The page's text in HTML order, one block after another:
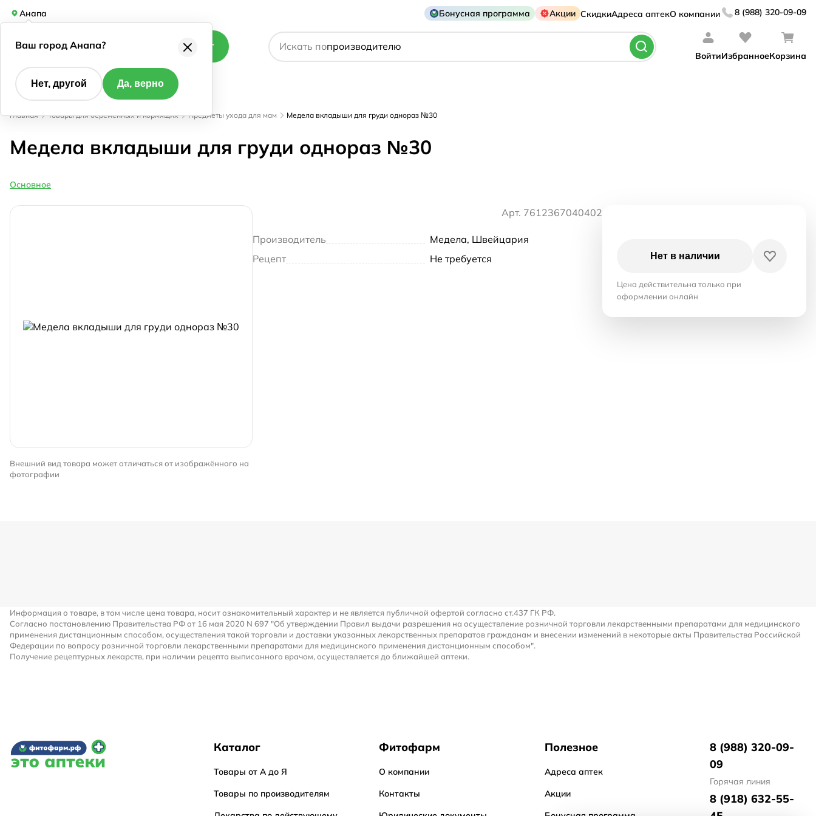
Анапа Бонусная программа Акции СкидкиАдреса аптекО компании 8 (988) 320-09-09
Каталог Искать по
действующему веществу
производителю
ВойтиИзбранноеКорзина
Главная Товары для беременных и кормящих Предметы ухода для мам Медела вкладыши для груди однораз №30
Медела вкладыши для груди однораз №30
Основное
Внешний вид товара может отличаться от изображённого на
фотографии
Арт. 7612367040402
Производитель
Медела, Швейцария
Рецепт
Не требуется Нет в наличии
Цена действительна только при
оформлении онлайн
Информация о товаре, в том числе цена товара, носит ознакомительный характер и не является публичной офертой согласно ст.437 ГК РФ.
Согласно постановлению Правительства РФ от 16 мая 2020 N 697 "Об утверждении Правил выдачи разрешения на осуществление розничной торговли лекарственными препаратами для медицинского
применения дистанционным способом, осуществления такой торговли и доставки указанных лекарственных препаратов гражданам и внесении изменений в некоторые акты Правительства Российской
Федерации по вопросу розничной торговли лекарственными препаратами для медицинского применения дистанционным способом".
Получение рецептурных лекарств, при наличии рецепта выписанного врачом, осуществляется до ближайшей аптеки.
Каталог
Товары от А до Я
Товары по производителям
Фитофарм
О компании
Контакты
Полезное
Адреса аптек
Акции
8 (988) 320-09-
09
Горячая линия
8 (918) 632-55-
Ваш город Анапа?
Нет, другой Да, верно